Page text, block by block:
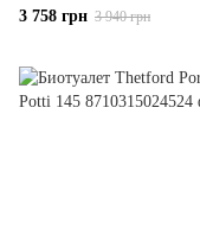
3 758 грн 3 940 грн